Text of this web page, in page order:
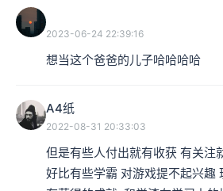
2023-06-24 22:39:16
想当这个爸爸的儿子哈哈哈哈
A4纸
2022-08-31 20:33:03
但是有些人付出就有收获 有关注
好比有些学霸 对游戏提不起兴趣